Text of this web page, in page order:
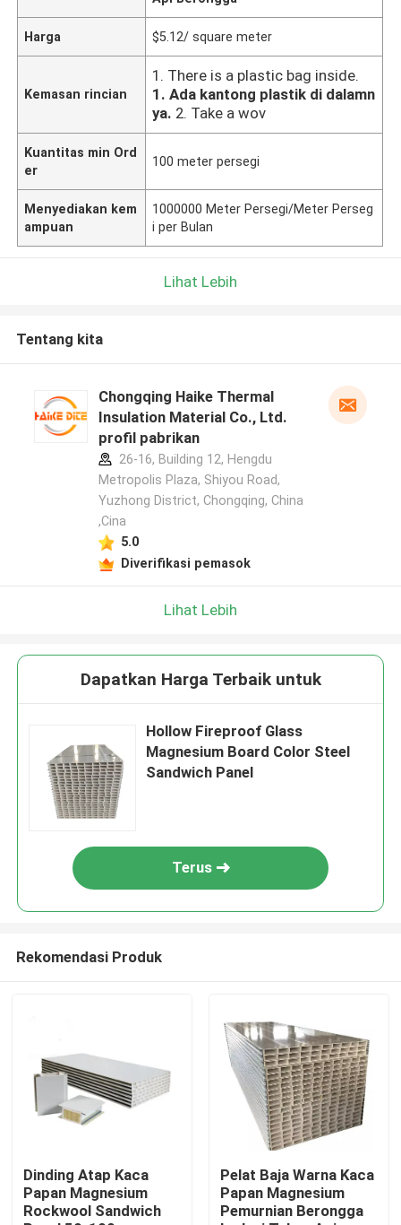
Rumah
Kontak
Harga $5.12/ square meter
Kemasan rincian
1. There is a plastic bag inside.
1. Ada kantong plastik di dalamn
ya. 2. Take a wov
Kuantitas min Ord
er
100 meter persegi
Menyediakan kem
ampuan
1000000 Meter Persegi/Meter Perseg
i per Bulan
Lihat Lebih
Tentang kita
Chongqing Haike Thermal
Insulation Material Co., Ltd.
profil pabrikan
26-16, Building 12, Hengdu
Metropolis Plaza, Shiyou Road,
Yuzhong District, Chongqing, China
,Cina
5.0
Diverifikasi pemasok
Lihat Lebih
Dapatkan Harga Terbaik untuk
Hollow Fireproof Glass
Magnesium Board Color Steel
Sandwich Panel
Terus
Rekomendasi Produk
Dinding Atap Kaca
Papan Magnesium
Rockwool Sandwich
Pelat Baja Warna Kaca
Papan Magnesium
Pemurnian Berongga